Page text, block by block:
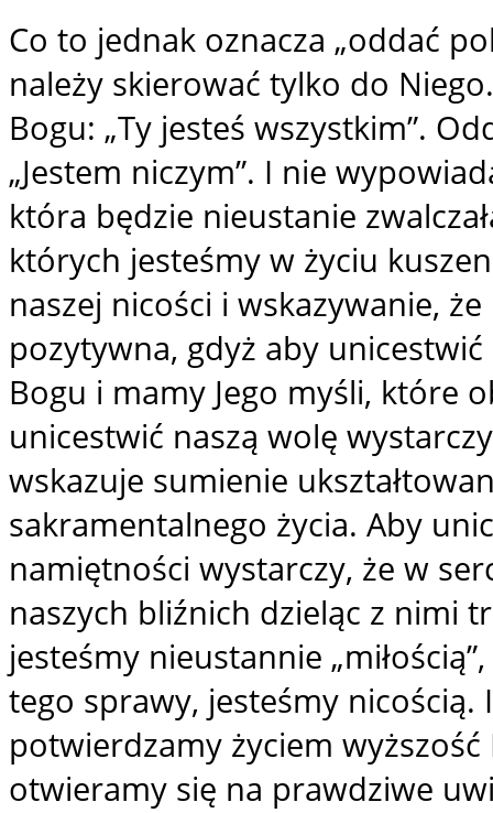
Co to jednak oznacza „oddać
należy skierować tylko do
Bogu: „Ty jesteś wszystkim”.
„Jestem niczym”. I nie
która będzie nieustanie
których jesteśmy w życiu
naszej nicości i wskazywanie,
pozytywna, gdyż aby
Bogu i mamy Jego myśli, które
unicestwić naszą wolę
wskazuje sumienie
sakramentalnego życia. Aby
namiętności wystarczy, że w
naszych bliźnich dzieląc z nimi
jesteśmy nieustannie
tego sprawy, jesteśmy nicością.
potwierdzamy życiem
otwieramy się na prawdziwe